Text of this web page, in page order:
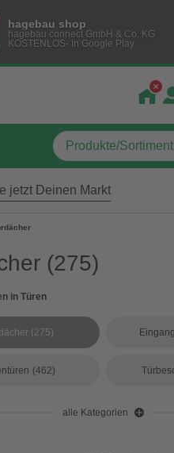
hagebau shop
hagebau connect GmbH & Co. KG
KOSTENLOS- In Google Play
jetzt Deinen Markt
(275)
in Türen
(275)
(462)
alle Kategorien